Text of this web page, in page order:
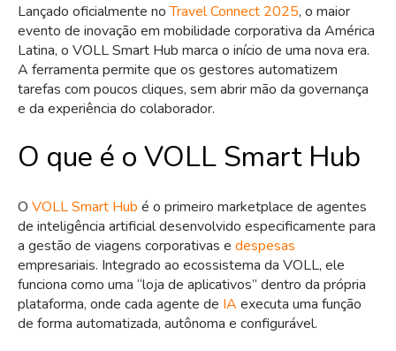
Lançado oficialmente noTravel Connect 2025, o maior
evento de inovação em mobilidade corporativa da América
Latina, o VOLL Smart Hub marca o início de uma nova era.
A ferramenta permite que os gestores automatizem
tarefas com poucos cliques, sem abrir mão da governança
e da experiência do colaborador.
O que é o VOLL Smart Hub
O VOLL Smart Hub é o primeiro marketplace de agentes
de inteligência artificial desenvolvido especificamente para
a gestão de viagens corporativas e despesas
empresariais. Integrado ao ecossistema da VOLL, ele
funciona como uma “loja de aplicativos” dentro da própria
plataforma, onde cada agente de IA executa uma função
de forma automatizada, autônoma e configurável.